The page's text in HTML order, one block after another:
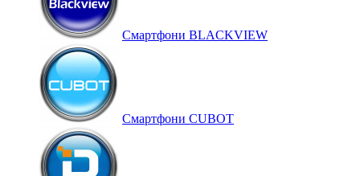
Смартфони BLACKVIEW
Смартфони CUBOT